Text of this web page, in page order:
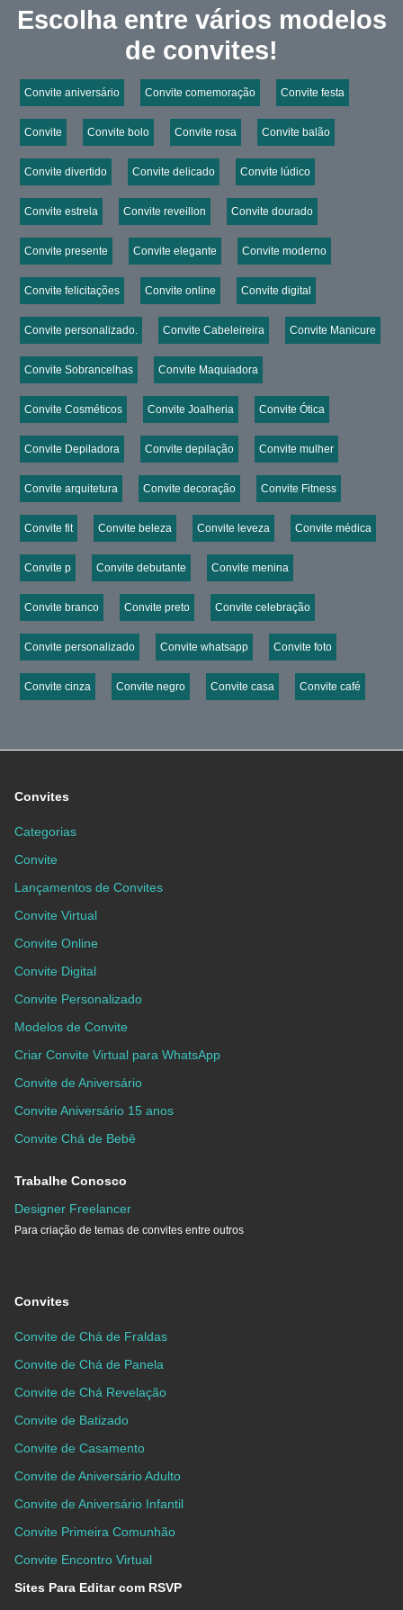
Escolha entre vários modelos
de convites!
Convite aniversário Convite comemoração Convite festa
Convite Convite bolo Convite rosa Convite balão
Convite divertido Convite delicado Convite lúdico
Convite estrela Convite reveillon Convite dourado
Convite presente Convite elegante Convite moderno
Convite felicitações Convite online Convite digital
Convite personalizado. Convite Cabeleireira Convite Manicure
Convite Sobrancelhas Convite Maquiadora
Convite Cosméticos Convite Joalheria Convite Ótica
Convite Depiladora Convite depilação Convite mulher
Convite arquitetura Convite decoração Convite Fitness
Convite fit Convite beleza Convite leveza Convite médica
Convite p Convite debutante Convite menina
Convite branco Convite preto Convite celebração
Convite personalizado Convite whatsapp Convite foto
Convite cinza Convite negro Convite casa Convite café
Convites
Categorias
Convite
Lançamentos de Convites
Convite Virtual
Convite Online
Convite Digital
Convite Personalizado
Modelos de Convite
Criar Convite Virtual para WhatsApp
Convite de Aniversário
Convite Aniversário 15 anos
Convite Chá de Bebê
Trabalhe Conosco
Designer Freelancer
Para criação de temas de convites entre outros
Convites
Convite de Chá de Fraldas
Convite de Chá de Panela
Convite de Chá Revelação
Convite de Batizado
Convite de Casamento
Convite de Aniversário Adulto
Convite de Aniversário Infantil
Convite Primeira Comunhão
Convite Encontro Virtual
Sites Para Editar com RSVP